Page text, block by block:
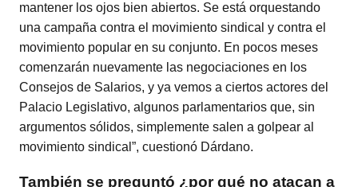
mantener los ojos bien abiertos. Se está orquestando
una campaña contra el movimiento sindical y contra el
movimiento popular en su conjunto. En pocos meses
comenzarán nuevamente las negociaciones en los
Consejos de Salarios, y ya vemos a ciertos actores del
Palacio Legislativo, algunos parlamentarios que, sin
argumentos sólidos, simplemente salen a golpear al
movimiento sindical”, cuestionó Dárdano.
También se preguntó ¿por qué no atacan a